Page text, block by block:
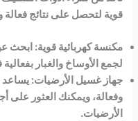
قوية لتحصل على نتائج فعالة
مكنسة كهربائية قوية:
لجمع الأوساخ والغبار
جهاز غسيل الأرضيات:
وفعالة، ويمكنك العثور على
الأرضيات.